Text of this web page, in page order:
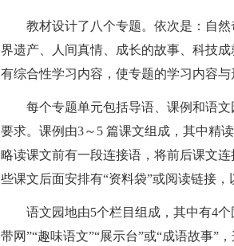
教材设计了八个专题。依次是：自
界遗产、人间真情、成长的故事、科技
有综合性学习内容，使专题的学习内容与
每个专题单元包括导语、课例和语
要求。课例由3～5 篇课文组成，其中精
略读课文前有一段连接语，将前后课文
些课文后面安排有“资料袋”或阅读链接
语文园地由5个栏目组成，其中有4个
带网”“趣味语文”“展示台”或“成语故事”